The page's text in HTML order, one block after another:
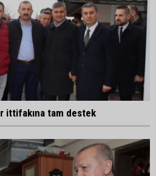
ittifakına tam destek